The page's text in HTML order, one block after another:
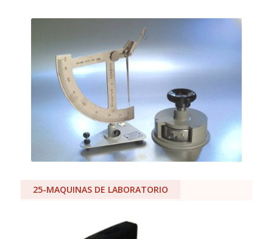
25-MAQUINAS DE LABORATORIO